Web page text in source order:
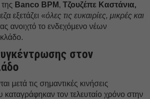
Banco BPM , Τζουζέπε Καστάνια,
εξετάζει «όλες τις ευκαιρίες, μικρές και
ανοιχτό το ενδεχόμενο νέων
στον
μετά τις σημαντικές κινήσεις
τον τελευταίο χρόνο στην